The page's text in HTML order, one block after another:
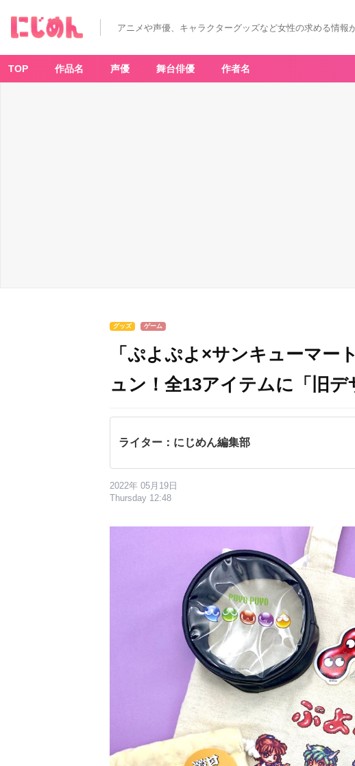
アニメや声優、キャラクターグッズなど女性の求める情報
TOP 作品名 声優 舞台俳優 作者名
グッズ ゲーム
「ぷよぷよ×サンキューマー
ュン！全13アイテムに「旧デ
ライター：にじめん編集部
2022年 05月19日
Thursday 12:48